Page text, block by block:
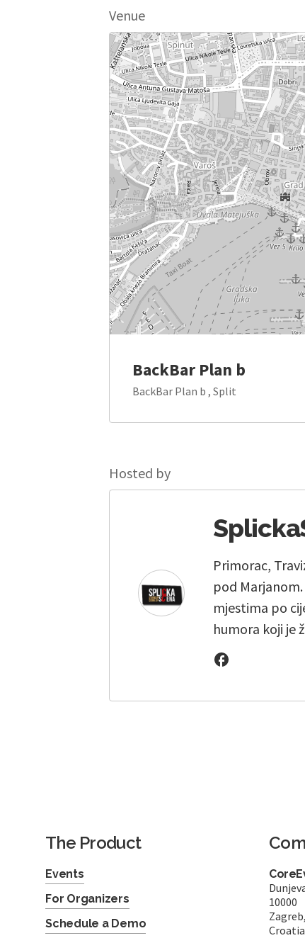
Venue
BackBar Plan b
BackBar Plan b , Split
Hosted by
Primorac,
pod
mjestima po
humora koji je
The Product
Events
For Organizers
Schedule a Demo
10000
Zagreb,
Croatia